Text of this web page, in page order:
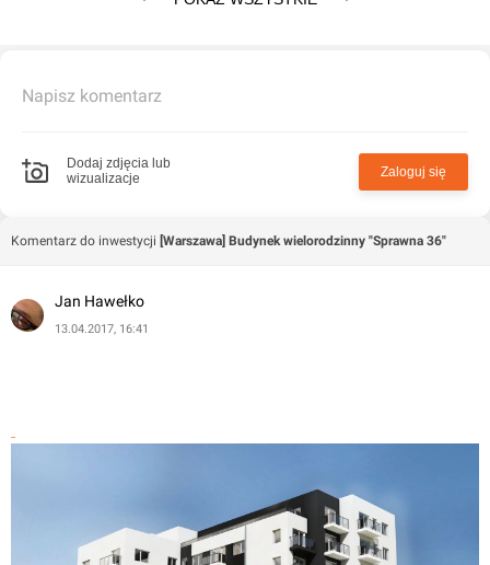
Napisz komentarz
Dodaj zdjęcia lub
wizualizacje
Zaloguj się
Komentarz do inwestycji [Warszawa] Budynek wielorodzinny "Sprawna 36"
Jan Hawełko
13.04.2017, 16:41